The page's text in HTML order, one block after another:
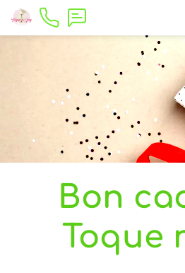
Bon
Toque